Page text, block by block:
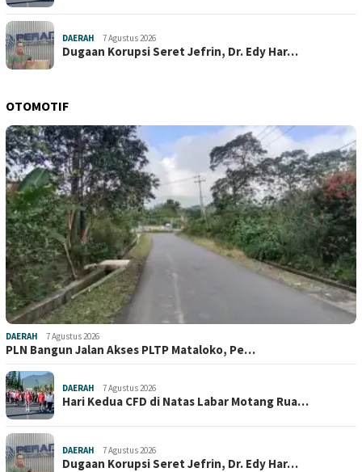
DAERAH 7 Agustus 2026
Dugaan Korupsi Seret Jefrin, Dr. Edy Har…
OTOMOTIF
DAERAH 7 Agustus 2026
PLN Bangun Jalan Akses PLTP Mataloko, Pe…
DAERAH 7 Agustus 2026
Hari Kedua CFD di Natas Labar Motang Rua…
DAERAH 7 Agustus 2026
Dugaan Korupsi Seret Jefrin, Dr. Edy Har…